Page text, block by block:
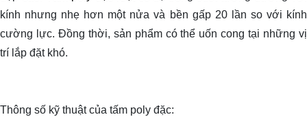
kính nhưng nhẹ hơn một nửa và bền gấp 20 lần so với kính
cường lực. Đồng thời, sản phẩm có thể uốn cong tại những vị
trí lắp đặt khó.
Thông số kỹ thuật của tấm poly đặc: